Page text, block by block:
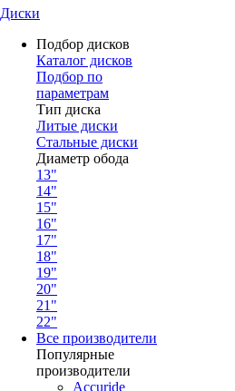
Диски
Подбор дисков
Каталог дисков
Подбор по
параметрам
Тип диска
Литые диски
Стальные диски
Диаметр обода
13"
14"
15"
16"
17"
18"
19"
20"
21"
22"
Все производители
Популярные
производители
Accuride